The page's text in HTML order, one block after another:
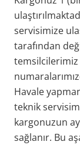
servisimize
tarafından
temsilcilerimiz
Havale
teknik
kargonuzun
sağlanır. Bu